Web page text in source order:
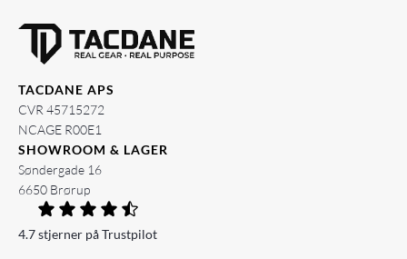
TACDANE APS
CVR 45715272
NCAGE R00E1
SHOWROOM & LAGER
Søndergade 16
6650 Brørup
4.7 stjerner på Trustpilot